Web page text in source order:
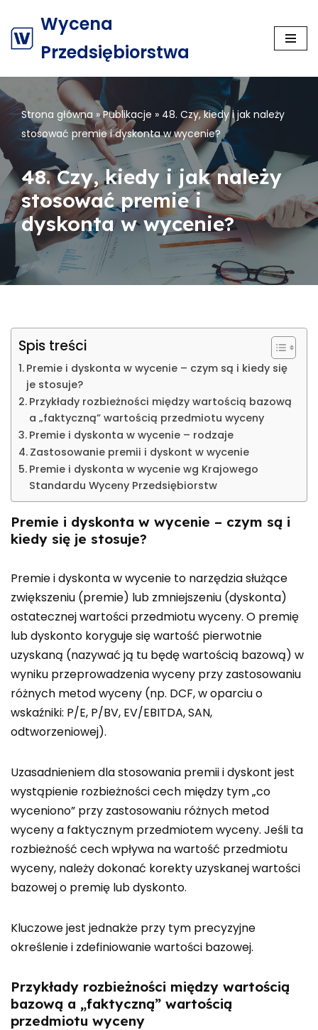
Przejdź
treści
Wycena
Przedsiębiorstwa
Strona główna »Publikacje » 48. Czy, kiedy i jak należy
stosować premie i dyskonta w wycenie?
48. Czy, kiedy i jak należy
stosować premie i
dyskonta w wycenie?
Spis treści
Premie i dyskonta w wycenie – czym są i kiedy się
je stosuje?
Przykłady rozbieżności między wartością bazową
a „faktyczną” wartością przedmiotu wyceny
Premie i dyskonta w wycenie – rodzaje
Zastosowanie premii i dyskont w wycenie
Premie i dyskonta w wycenie wg Krajowego
Standardu Wyceny Przedsiębiorstw
Premie i dyskonta w wycenie – czym są i
kiedy się je stosuje?
Premie i dyskonta w wycenie to narzędzia służące
zwiększeniu (premie) lub zmniejszeniu (dyskonta)
ostatecznej wartości przedmiotu wyceny. O premię
lub dyskonto koryguje się wartość pierwotnie
uzyskaną (nazywać ją tu będę wartością bazową) w
wyniku przeprowadzenia wyceny przy zastosowaniu
różnych metod wyceny (np. DCF, w oparciu o
wskaźniki: P/E, P/BV, EV/EBITDA, SAN,
odtworzeniowej).
Uzasadnieniem dla stosowania premii i dyskont jest
wystąpienie rozbieżności cech między tym „co
wyceniono” przy zastosowaniu różnych metod
wyceny a faktycznym przedmiotem wyceny. Jeśli ta
rozbieżność cech wpływa na wartość przedmiotu
wyceny, należy dokonać korekty uzyskanej wartości
bazowej o premię lub dyskonto.
Kluczowe jest jednakże przy tym precyzyjne
określenie i zdefiniowanie wartości bazowej.
Przykłady rozbieżności między wartością
bazową a „faktyczną” wartością
przedmiotu wyceny